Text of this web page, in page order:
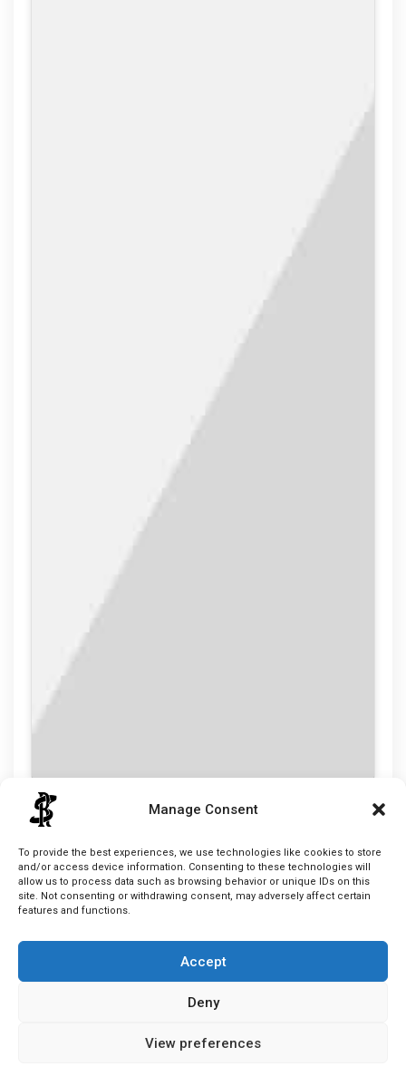
Manage Consent
To provide the best experiences, we use technologies like cookies to store
and/or access device information. Consenting to these technologies will
allow us to process data such as browsing behavior or unique IDs on this
site. Not consenting or withdrawing consent, may adversely affect certain
features and functions.
Accept
Deny
View preferences